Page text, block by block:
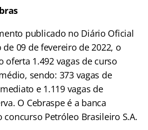
publicado no Diário Oficial
09 de fevereiro de 2022, o
oferta 1.492 vagas de curso
sendo: 373 vagas de
e 1.119 vagas de
O Cebraspe é a banca
concurso Petróleo Brasileiro S.A.